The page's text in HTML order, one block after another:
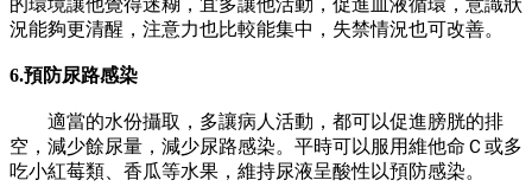
況能夠更清醒，注意力也比較能集中，失禁情況也可改善。
6.預防尿路感染
適當的水份攝取，多讓病人活動，都可以促進膀胱的排
空，減少餘尿量，減少尿路感染。平時可以服用維他命Ｃ或多
吃小紅莓類、香瓜等水果，維持尿液呈酸性以預防感染。